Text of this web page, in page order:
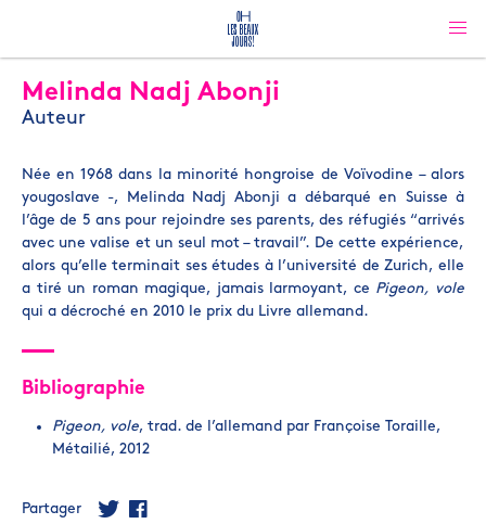
Melinda Nadj Abonji
Auteur
Née en 1968 dans la minorité hongroise de Voïvodine – alors
yougoslave -, Melinda Nadj Abonji a débarqué en Suisse à
l’âge de 5 ans pour rejoindre ses parents, des réfugiés “arrivés
avec une valise et un seul mot – travail”. De cette expérience,
alors qu’elle terminait ses études à l’université de Zurich, elle
a tiré un roman magique, jamais larmoyant, ce Pigeon, vole
qui a décroché en 2010 le prix du Livre allemand.
Bibliographie
Pigeon, vole, trad. de l’allemand par Françoise Toraille,
Métailié, 2012
Partager